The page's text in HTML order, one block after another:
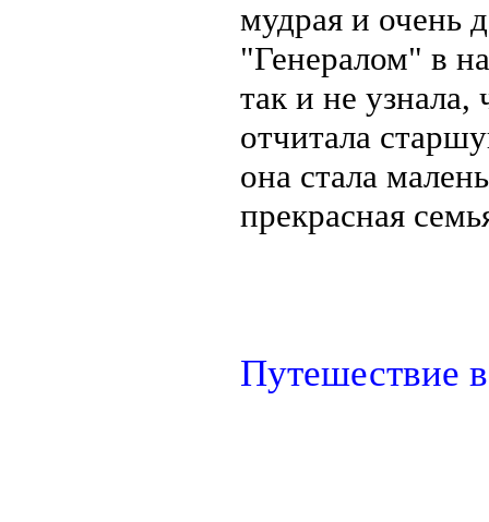
мудрая и очень
"Генералом" в
так и не
отчитала
она стала
прекрасная
Путешествие